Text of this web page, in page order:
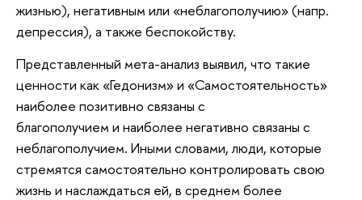
жизнью), негативным или «неблагополучию» (напр.
депрессия), а также беспокойству.
Представленный мета-анализ выявил, что такие
ценности как «Гедонизм» и «Самостоятельность»
наиболее позитивно связаны с
благополучием и наиболее негативно связаны с
неблагополучием. Иными словами, люди, которые
стремятся самостоятельно контролировать свою
жизнь и наслаждаться ей, в среднем более